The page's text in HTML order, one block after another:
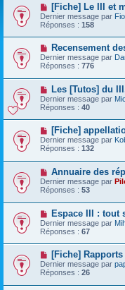
[Fiche] Le III et
Dernier message par
Réponses : 158
Recensement
Dernier message par
Réponses : 776
Les [Tutos] du
Dernier message par
Réponses : 40
[Fiche]
Dernier message par
Réponses : 132
Annuaire des
Dernier message par
Réponses : 53
Espace III : tout
Dernier message par
Réponses : 67
[Fiche] Rapports
Dernier message par
Réponses : 26